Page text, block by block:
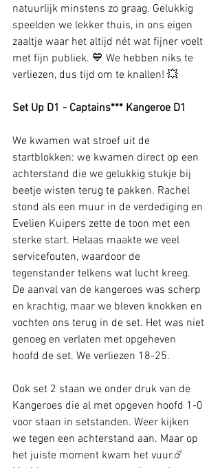
natuurlijk minstens zo graag. Gelukkig
speelden we lekker thuis, in ons eigen
zaaltje waar het altijd nét wat fijner voelt
met fijn publiek. 💙 We hebben niks te
verliezen, dus tijd om te knallen! 💥
Set Up D1 - Captains*** Kangeroe D1
We kwamen wat stroef uit de
startblokken: we kwamen direct op een
achterstand die we gelukkig stukje bij
beetje wisten terug te pakken. Rachel
stond als een muur in de verdediging en
Evelien Kuipers zette de toon met een
sterke start. Helaas maakte we veel
servicefouten, waardoor de
tegenstander telkens wat lucht kreeg.
De aanval van de kangeroes was scherp
en krachtig, maar we bleven knokken en
vochten ons terug in de set. Het was niet
genoeg en verlaten met opgeheven
hoofd de set. We verliezen 18-25.
Ook set 2 staan we onder druk van de
Kangeroes die al met opgeven hoofd 1-0
voor staan in setstanden. Weer kijken
we tegen een achterstand aan. Maar op
het juiste moment kwam het vuur.☄️